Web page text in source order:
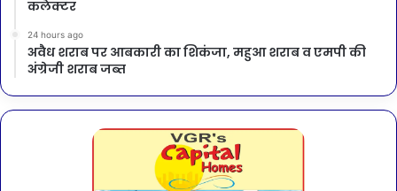
कलेक्टर
24 hours ago
अवैध शराब पर आबकारी का शिकंजा, महुआ शराब व एमपी की
अंग्रेजी शराब जब्त